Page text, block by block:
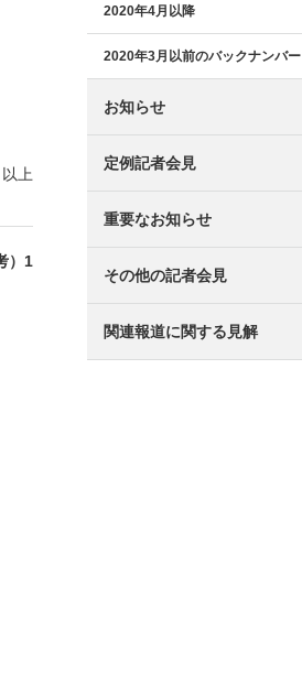
以上
）1
2020年4月以降
2020年3月以前のバックナンバー
お知らせ
定例記者会見
重要なお知らせ
その他の記者会見
関連報道に関する見解